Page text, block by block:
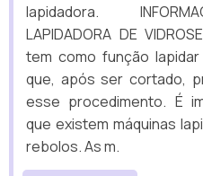
lapidadora.
LAPIDADORA DE
tem como função
que, após ser cortado,
esse procedimento. É
que existem máquinas
rebolos. As m.